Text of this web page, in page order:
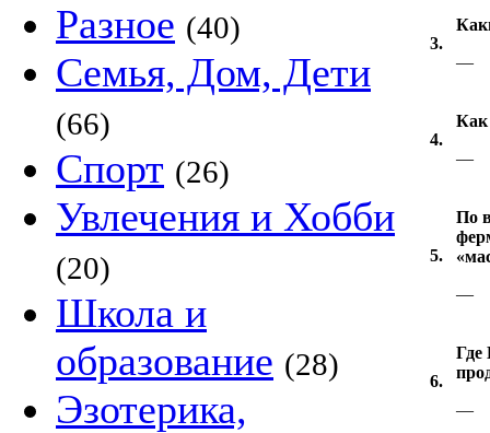
Разное (40)
Семья, Дом, Дети
(66)
Спорт (26)
Увлечения и Хобби
(20)
Школа и
образование (28)
Эзотерика,
3.
—
4.
Как
—
5.
По
—
6.
Где
—